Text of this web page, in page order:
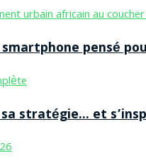
pensé
sa stratégie… et